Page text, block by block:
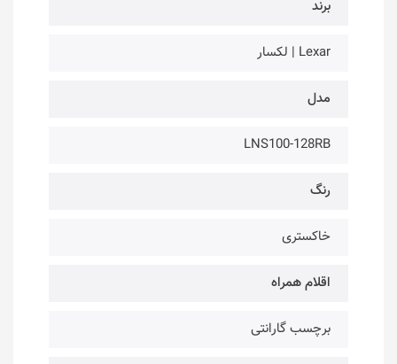
برند
Lexar | لکسار
مدل
LNS100-128RB
رنگ
خاکستری
اقلام همراه
برچسب گارانتی